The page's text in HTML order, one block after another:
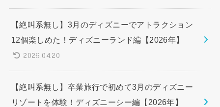
【絶叫系無し】3月のディズニーでアトラクション
12個楽しめた！ディズニーランド編【2026年】
2026.04.20
【絶叫系無し】卒業旅行で初めて3月のディズニー
リゾートを体験！ディズニーシー編【2026年】